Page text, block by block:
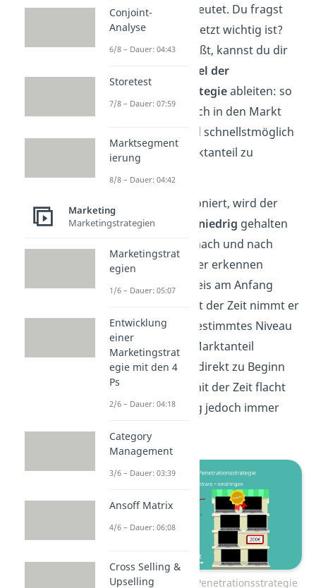
„eindringen“ bedeutet. Du fragst
dich, warum das jetzt wichtig ist?
Wenn du dies weißt, kannst du dir
Ziel der
Penetrationsstrategieableiten: so
schnell wie möglich in den Markt
einzudringen und schnellstmöglich
einen hohen Marktanteil zu
erlangen.
Damit das funktioniert, wird der
Preis am Anfang niedrig gehalten
und wird später nach und nach
erhöht. Wie du hier erkennen
kannst, ist der Preis am Anfang
relativ niedrig. Mit der Zeit nimmt er
dann zu bis ein bestimmtes Niveau
erreicht ist. Der Marktanteil
hingegen nimmt direkt zu Beginn
sehr schnell zu, mit der Zeit flacht
diese Entwicklung jedoch immer
Vorgehen bei der Penetrationsstrategie
Conjoint-
Analyse
6/8 – Dauer: 04:43
Storetest
7/8 – Dauer: 07:59
Marktsegment
ierung
8/8 – Dauer: 04:42
Marketing
Marketingstrategien
Marketingstrat
egien
1/6 – Dauer: 05:07
Entwicklung
einer
Marketingstrat
egie mit den 4
Ps
2/6 – Dauer: 04:18
Category
Management
3/6 – Dauer: 03:39
Ansoff Matrix
4/6 – Dauer: 06:08
Cross Selling &
Upselling